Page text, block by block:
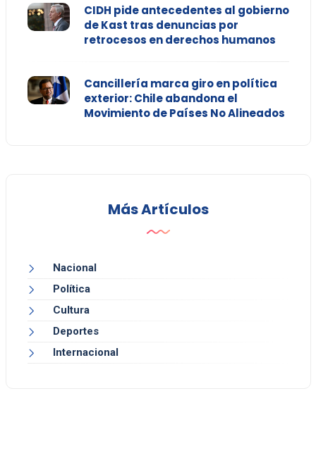
CIDH pide antecedentes al gobierno
de Kast tras denuncias por
retrocesos en derechos humanos
Cancillería marca giro en política
exterior: Chile abandona el
Movimiento de Países No Alineados
Más Artículos
Nacional
Política
Cultura
Deportes
Internacional